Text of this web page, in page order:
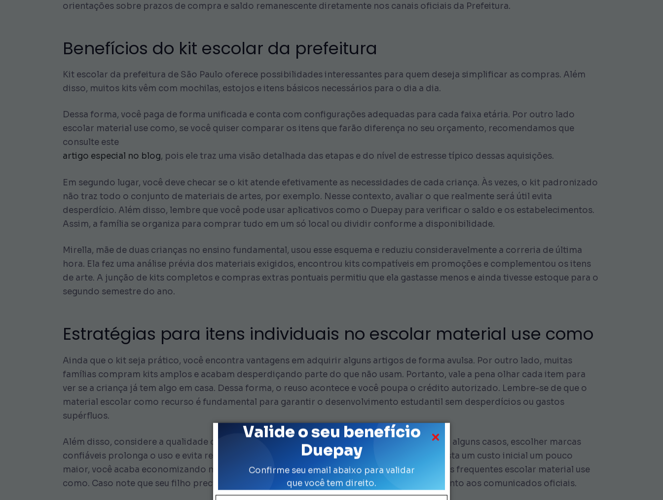
Valide o seu benefício
Duepay
Confirme seu email abaixo para validar
que você tem direito.
orientações sobre prazos de compra e saldo remanescente diretamente nos canais oficiais da Prefeitura.
Benefícios do kit escolar da prefeitura
Kit escolar da prefeitura de São Paulo oferece possibilidades interessantes para quem deseja simplificar as compras. Além
disso, muitos kits vêm com mochilas, estojos e itens básicos necessários para o dia a dia.
Dessa forma, você paga de forma unificada e conta com configurações adequadas para cada faixa etária. Por outro lado
escolar material use como, se você quiser comparar os itens que farão diferença no seu orçamento, recomendamos que
consulte este
artigo especial no blog, pois ele traz uma visão detalhada das etapas e do nível de estresse típico dessas aquisições.
Em segundo lugar, você deve checar se o kit atende efetivamente as necessidades de cada criança. Às vezes, o kit padronizado
não traz todo o conjunto de materiais de artes, por exemplo. Nesse contexto, avaliar o que realmente será útil evita
desperdício. Além disso, lembre que você pode usar aplicativos como o Duepay para verificar o saldo e os estabelecimentos.
Assim, a família se organiza para comprar tudo em um só local ou dividir conforme a disponibilidade.
Mirella, mãe de duas crianças no ensino fundamental, usou esse esquema e reduziu consideravelmente a correria de última
hora. Ela fez uma análise prévia dos materiais exigidos, encontrou kits compatíveis em promoções e complementou os itens
de arte. A junção de kits completos e compras extras pontuais permitiu que ela gastasse menos e ainda tivesse estoque para o
segundo semestre do ano.
Estratégias para itens individuais no escolar material use como
Ainda que o kit seja prático, você encontra vantagens em adquirir alguns artigos de forma avulsa. Por outro lado, muitas
famílias compram kits amplos e acabam desperdiçando parte do que não usam. Portanto, vale a pena olhar cada item para
ver se a criança já tem algo em casa. Dessa forma, o reuso acontece e você poupa o crédito autorizado. Lembre-se de que o
material escolar como recurso é fundamental para garantir o desenvolvimento estudantil sem desperdícios ou gastos
supérfluos.
Além disso, considere a qualidade do material quando comprar lápis, canetas ou tintas. Em alguns casos, escolher marcas
confiáveis prolonga o uso e evita repetição de compras ao longo do semestre. Embora exista um custo inicial um pouco
maior, você acaba economizando mais adiante, pois não será necessário efetuar reposições frequentes escolar material use
como. Caso note que seu filho precise de um item muito específico, busque confirmação junto aos comunicados oficiais.